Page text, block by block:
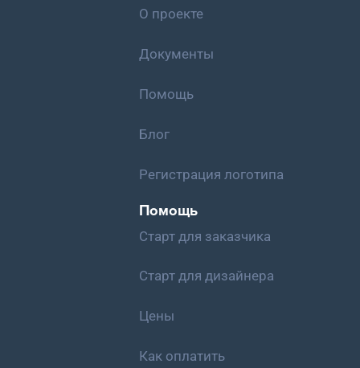
О проекте
Документы
Помощь
Блог
Регистрация логотипа
Помощь
Старт для заказчика
Старт для дизайнера
Цены
Как оплатить